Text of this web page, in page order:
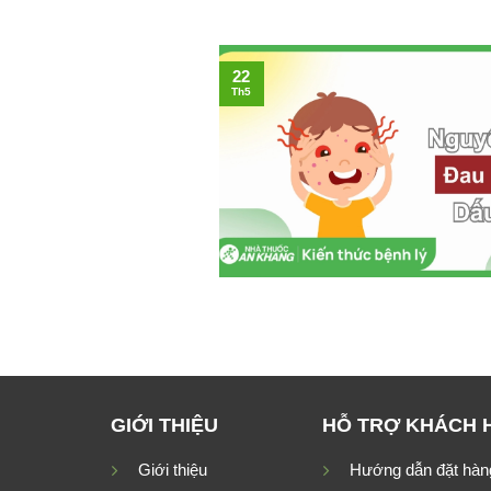
22
Th5
GIỚI THIỆU
Giới thiệu
HỖ TRỢ KHÁCH
Hướng dẫn đặt